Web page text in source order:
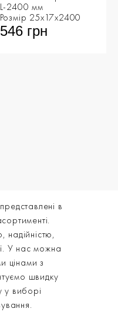
L-2400 мм
Розмір 25х17х2400
546 грн
представлені в
надійністю,
У нас можна
цінами з
швидку
у виборі